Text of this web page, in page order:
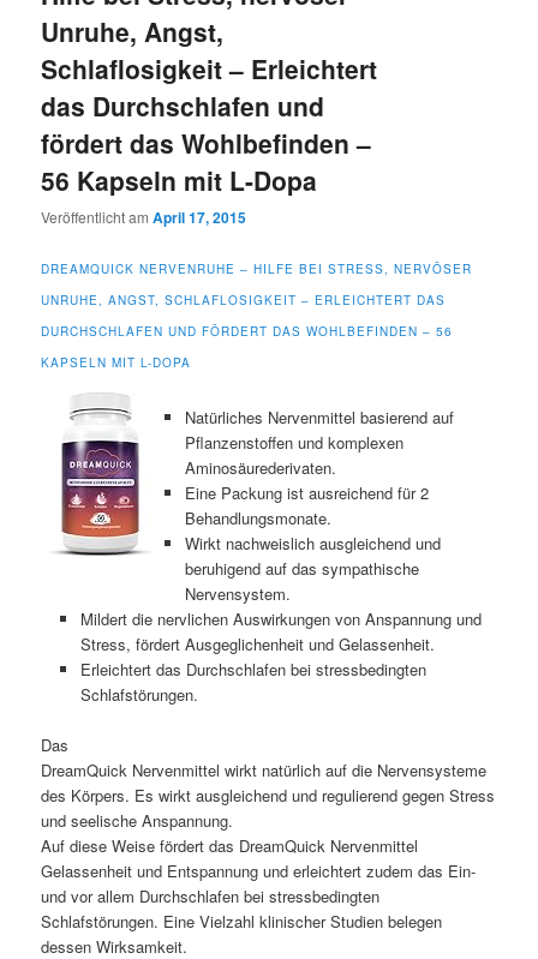
Unruhe, Angst,
Schlaflosigkeit – Erleichtert
das Durchschlafen und
fördert das Wohlbefinden –
56 Kapseln mit L-Dopa
Veröffentlicht amApril 17, 2015
DREAMQUICK NERVENRUHE – HILFE BEI STRESS, NERVÖSER
UNRUHE, ANGST, SCHLAFLOSIGKEIT – ERLEICHTERT DAS
DURCHSCHLAFEN UND FÖRDERT DAS WOHLBEFINDEN – 56
KAPSELN MIT L-DOPA
Natürliches Nervenmittel basierend auf
Pflanzenstoffen und komplexen
Aminosäurederivaten.
Eine Packung ist ausreichend für 2
Behandlungsmonate.
Wirkt nachweislich ausgleichend und
beruhigend auf das sympathische
Nervensystem.
Mildert die nervlichen Auswirkungen von Anspannung und
Stress, fördert Ausgeglichenheit und Gelassenheit.
Erleichtert das Durchschlafen bei stressbedingten
Schlafstörungen.
Das
DreamQuick Nervenmittel wirkt natürlich auf die Nervensysteme
des Körpers. Es wirkt ausgleichend und regulierend gegen Stress
und seelische Anspannung.
Auf diese Weise fördert das DreamQuick Nervenmittel
Gelassenheit und Entspannung und erleichtert zudem das Ein-
und vor allem Durchschlafen bei stressbedingten
Schlafstörungen. Eine Vielzahl klinischer Studien belegen
dessen Wirksamkeit.